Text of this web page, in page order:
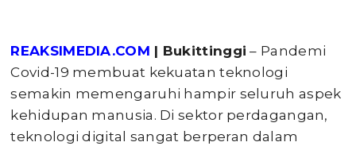
REAKSIMEDIA.COM | Bukittinggi – Pandemi
Covid-19 membuat kekuatan teknologi
semakin memengaruhi hampir seluruh aspek
kehidupan manusia. Di sektor perdagangan,
teknologi digital sangat berperan dalam